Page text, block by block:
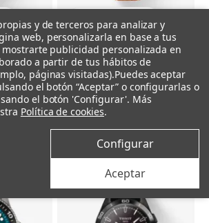
Reloj Tissot PR516 Powermatic 80 con Correa de Piel Azul
+ Añadir al carrito
Tissot
Reloj Tissot PR516 Powermatic 80 con Correa de Piel Marón
640 €
y de terceros para analizar y
web, personalizarla en base a tus
publicidad personalizada en
a partir de tus hábitos de
páginas visitadas).Puedes aceptar
el botón “Aceptar” o configurarlas o
el botón 'Configurar'. Más
Política de cookies.
Configurar
Aceptar